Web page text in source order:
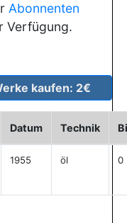
Abonnenten
Verfügung.
Datum Technik
1955 öl 0